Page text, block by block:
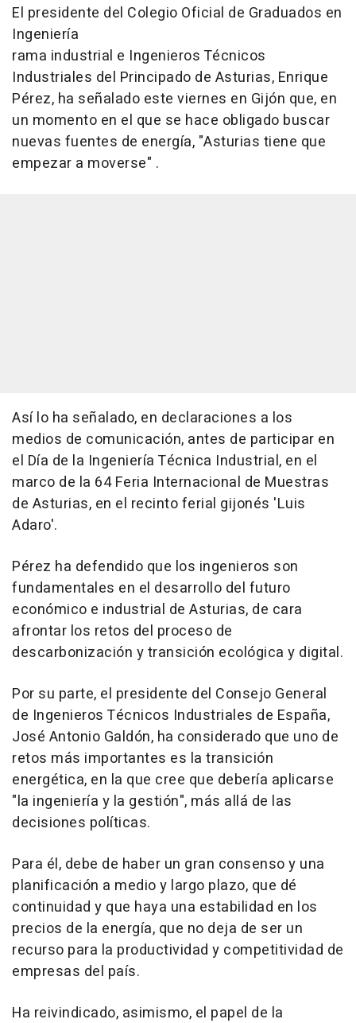
El presidente del Colegio Oficial de Graduados en
Ingeniería
rama industrial e Ingenieros Técnicos
Industriales del Principado de Asturias, Enrique
Pérez, ha señalado este viernes en Gijón que, en
un momento en el que se hace obligado buscar
nuevas fuentes de energía, "Asturias tiene que
empezar a moverse" .
Así lo ha señalado, en declaraciones a los
medios de comunicación, antes de participar en
el Día de la Ingeniería Técnica Industrial, en el
marco de la 64 Feria Internacional de Muestras
de Asturias, en el recinto ferial gijonés 'Luis
Adaro'.
Pérez ha defendido que los ingenieros son
fundamentales en el desarrollo del futuro
económico e industrial de Asturias, de cara
afrontar los retos del proceso de
descarbonización y transición ecológica y digital.
Por su parte, el presidente del Consejo General
de Ingenieros Técnicos Industriales de España,
José Antonio Galdón, ha considerado que uno de
retos más importantes es la transición
energética, en la que cree que debería aplicarse
"la ingeniería y la gestión", más allá de las
decisiones políticas.
Para él, debe de haber un gran consenso y una
planificación a medio y largo plazo, que dé
continuidad y que haya una estabilidad en los
precios de la energía, que no deja de ser un
recurso para la productividad y competitividad de
empresas del país.
Ha reivindicado, asimismo, el papel de la